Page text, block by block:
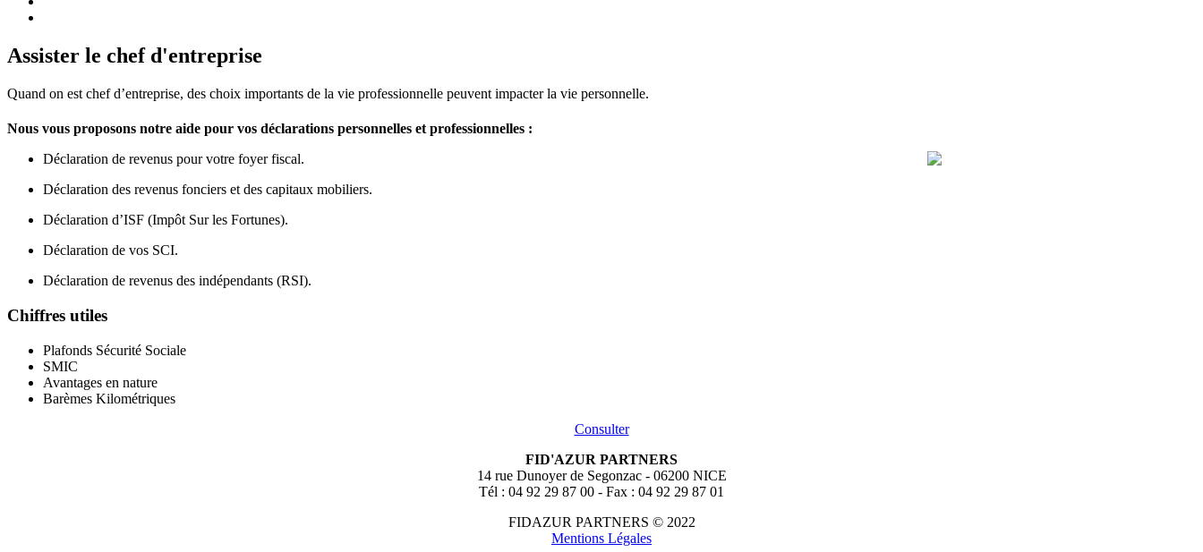
Assister le chef d'entreprise
Quand on est chef d’entreprise, des choix importants de la vie professionnelle peuvent impacter la vie personnelle.
Nous vous proposons notre aide pour vos déclarations personnelles et professionnelles :
Déclaration de revenus pour votre foyer fiscal.
Déclaration des revenus fonciers et des capitaux mobiliers.
Déclaration d’ISF (Impôt Sur les Fortunes).
Déclaration de vos SCI.
Déclaration de revenus des indépendants (RSI).
Chiffres utiles
Plafonds Sécurité Sociale
SMIC
Avantages en nature
Barèmes Kilométriques
Consulter
FID'AZUR PARTNERS
14 rue Dunoyer de Segonzac - 06200 NICE
Tél : 04 92 29 87 00 - Fax : 04 92 29 87 01
FIDAZUR PARTNERS © 2022
Mentions Légales